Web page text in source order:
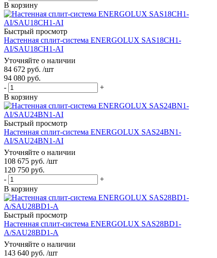
В корзину
Быстрый просмотр
Настенная сплит-система ENERGOLUX SAS18CH1-
AI/SAU18CH1-AI
Уточняйте о наличии
84 672 руб. /шт
94 080 руб.
-
+
В корзину
Быстрый просмотр
Настенная сплит-система ENERGOLUX SAS24BN1-
AI/SAU24BN1-AI
Уточняйте о наличии
108 675 руб. /шт
120 750 руб.
-
+
В корзину
Быстрый просмотр
Настенная сплит-система ENERGOLUX SAS28BD1-
A/SAU28BD1-A
Уточняйте о наличии
143 640 руб. /шт